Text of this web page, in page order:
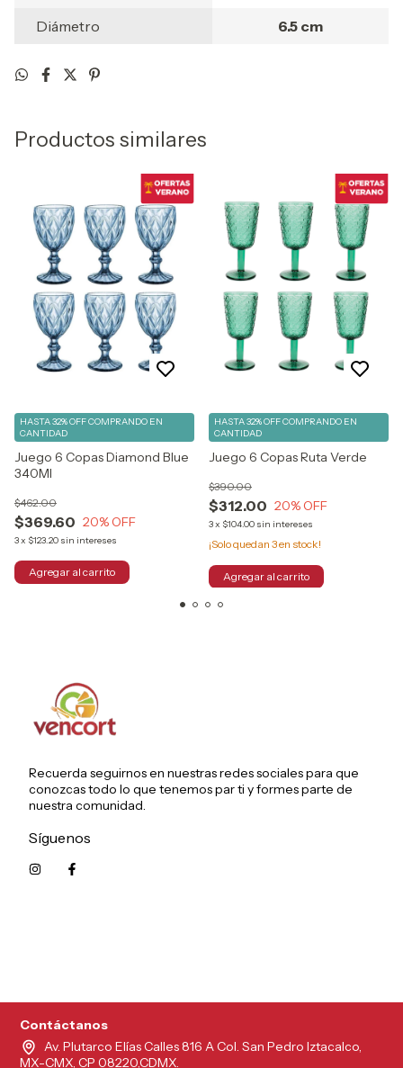
Diámetro
6.5 cm
Productos similares
Juego 6 Copas Diamond Blue
340Ml
$369.60
$462.00
20% OFF
3x $123.20 sin intereses
HASTA 32% OFFCOMPRANDO EN
CANTIDAD
Juego 6 Copas Ruta Verde
$312.00
$390.00
20% OFF
3x $104.00 sin intereses
HASTA 32% OFFCOMPRANDO EN
CANTIDAD
¡Solo quedan 3en stock!
Recuerda seguirnos en nuestras redes sociales para que
conozcas todo lo que tenemos par ti y formes parte de
nuestra comunidad.
Síguenos
Contáctanos
Av. Plutarco Elías Calles 816 A Col. San Pedro Iztacalco,
MX-CMX, CP 08220,CDMX.